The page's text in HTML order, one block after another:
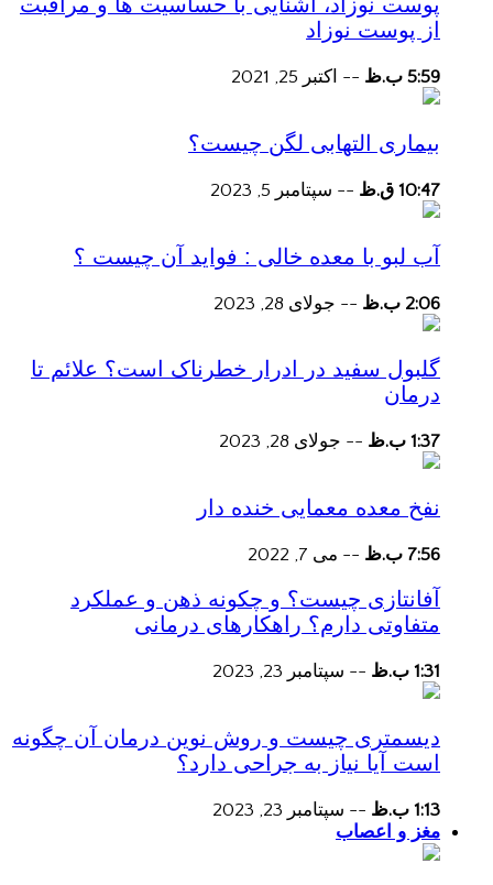
از پوست نوزاد
5:59 ب.ظ -- اکتبر 25, 2021
بیماری التهابی لگن چیست؟
10:47 ق.ظ -- سپتامبر 5, 2023
آب لبو با معده خالی : فواید آن چیست ؟
2:06 ب.ظ -- جولای 28, 2023
گلبول سفید در ادرار خطرناک است؟ علائم تا
درمان
1:37 ب.ظ -- جولای 28, 2023
نفخ معده معمایی خنده دار
7:56 ب.ظ -- می 7, 2022
آفانتازی چیست؟ و چکونه ذهن و عملکرد
متفاوتی دارم؟ راهکارهای درمانی
1:31 ب.ظ -- سپتامبر 23, 2023
دیسمتری چیست و روش نوین درمان آن چگونه
است آیا نیاز به جراحی دارد؟
1:13 ب.ظ -- سپتامبر 23, 2023
مغز و اعصاب